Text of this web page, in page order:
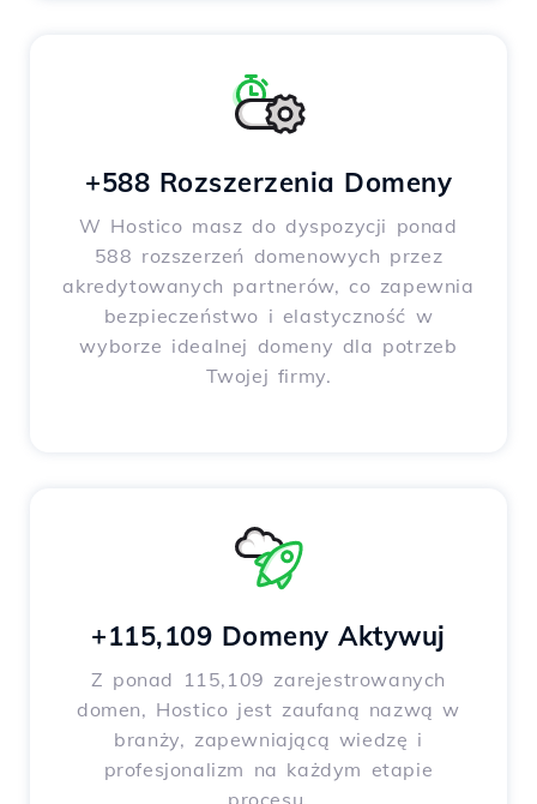
+588 Rozszerzenia Domeny
W Hostico masz do dyspozycji ponad
588 rozszerzeń domenowych przez
akredytowanych partnerów, co zapewnia
bezpieczeństwo i elastyczność w
wyborze idealnej domeny dla potrzeb
Twojej firmy.
+115,109 Domeny Aktywuj
Z ponad 115,109 zarejestrowanych
domen, Hostico jest zaufaną nazwą w
branży, zapewniającą wiedzę i
profesjonalizm na każdym etapie